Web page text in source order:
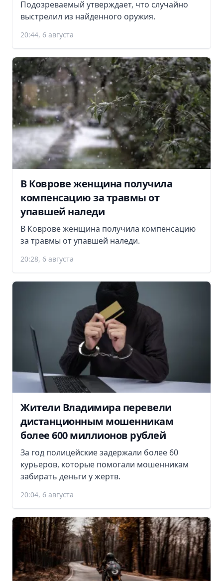
Подозреваемый утверждает, что случайно
выстрелил из найденного оружия.
20:44, 6 августа
В Коврове женщина получила
компенсацию за травмы от
упавшей наледи
В Коврове женщина получила компенсацию
за травмы от упавшей наледи.
20:28, 6 августа
Жители Владимира перевели
дистанционным мошенникам
более 600 миллионов рублей
За год полицейские задержали более 60
курьеров, которые помогали мошенникам
забирать деньги у жертв.
20:04, 6 августа